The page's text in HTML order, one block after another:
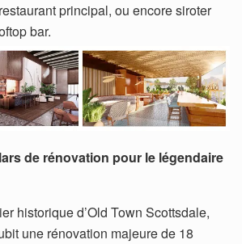
principal, ou encore siroter
bar.
de rénovation pour le légendaire
historique d’Old Town Scottsdale,
une rénovation majeure de 18